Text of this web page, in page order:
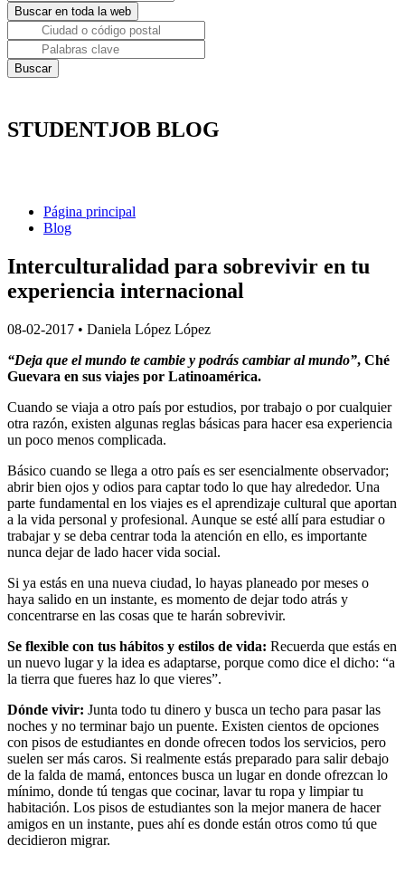
STUDENTJOB BLOG
Página principal
Blog
Interculturalidad para sobrevivir en tu
experiencia internacional
08-02-2017 • Daniela López López
“Deja que el mundo te cambie y podrás cambiar al mundo”, Ché
Guevara en sus viajes por Latinoamérica.
Cuando se viaja a otro país por estudios, por trabajo o por cualquier
otra razón, existen algunas reglas básicas para hacer esa experiencia
un poco menos complicada.
Básico cuando se llega a otro país es ser esencialmente observador;
abrir bien ojos y odios para captar todo lo que hay alrededor. Una
parte fundamental en los viajes es el aprendizaje cultural que aportan
a la vida personal y profesional. Aunque se esté allí para estudiar o
trabajar y se deba centrar toda la atención en ello, es importante
nunca dejar de lado hacer vida social.
Si ya estás en una nueva ciudad, lo hayas planeado por meses o
haya salido en un instante, es momento de dejar todo atrás y
concentrarse en las cosas que te harán sobrevivir.
Se flexible con tus hábitos y estilos de vida: Recuerda que estás en
un nuevo lugar y la idea es adaptarse, porque como dice el dicho: “a
la tierra que fueres haz lo que vieres”.
Dónde vivir: Junta todo tu dinero y busca un techo para pasar las
noches y no terminar bajo un puente. Existen cientos de opciones
con pisos de estudiantes en donde ofrecen todos los servicios, pero
suelen ser más caros. Si realmente estás preparado para salir debajo
de la falda de mamá, entonces busca un lugar en donde ofrezcan lo
mínimo, donde tú tengas que cocinar, lavar tu ropa y limpiar tu
habitación. Los pisos de estudiantes son la mejor manera de hacer
amigos en un instante, pues ahí es donde están otros como tú que
decidieron migrar.